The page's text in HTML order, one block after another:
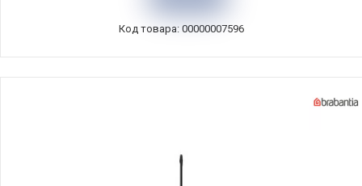
Код товара: 00000007596